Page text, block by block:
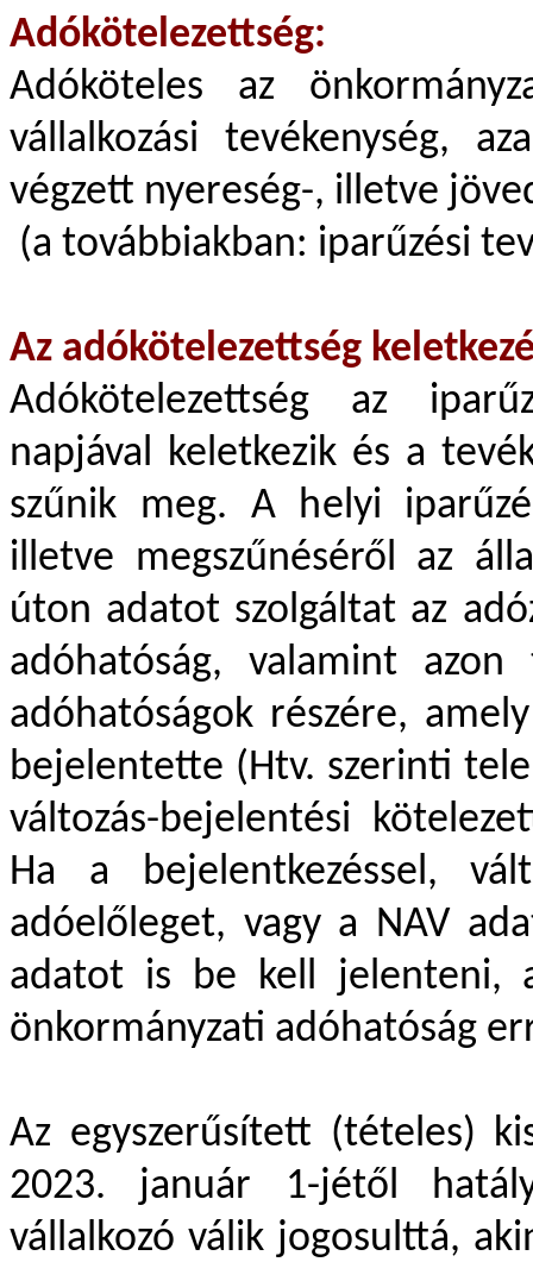
Adókötelezettség:
Adóköteles az
vállalkozási tevékenység,
végzett nyereség-, illetve
(a továbbiakban: iparűzési
Az adókötelezettség
Adókötelezettség az
napjával keletkezik és a
szűnik meg. A helyi
illetve megszűnéséről az
úton adatot szolgáltat az
adóhatóság, valamint
adóhatóságok részére,
bejelentette (Htv. szerinti
változás-bejelentési
Ha a bejelentkezéssel,
adóelőleget, vagy a NAV
adatot is be kell jelenteni,
önkormányzati adóhatóság
Az egyszerűsített (tételes)
2023. január 1-jétől
vállalkozó válik jogosulttá,